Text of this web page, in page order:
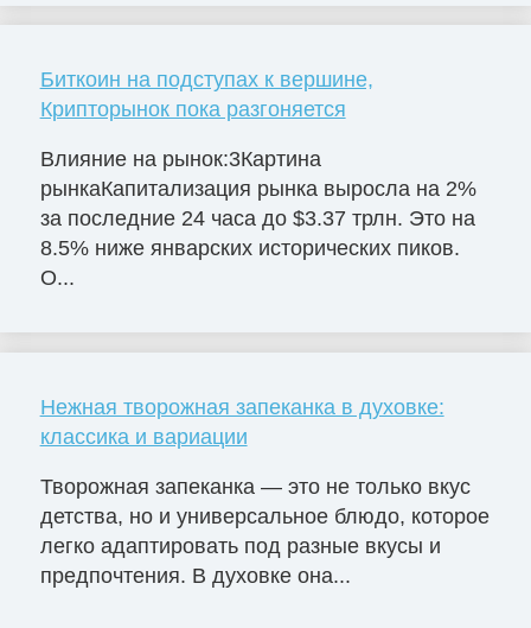
Биткоин на подступах к вершине,
Крипторынок пока разгоняется
Влияние на рынок:3Картина
рынкаКапитализация рынка выросла на 2%
за последние 24 часа до $3.37 трлн. Это на
8.5% ниже январских исторических пиков.
О...
Нежная творожная запеканка в духовке:
классика и вариации
Творожная запеканка — это не только вкус
детства, но и универсальное блюдо, которое
легко адаптировать под разные вкусы и
предпочтения. В духовке она...